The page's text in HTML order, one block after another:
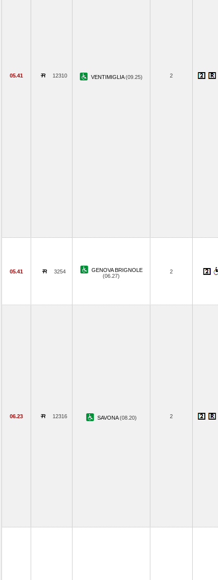
05.41 12310 VENTIMIGLIA(09.25) 2
05.41 3254
GENOVA BRIGNOLE
(06.27)
2
06.23 12316 SAVONA(08.20) 2